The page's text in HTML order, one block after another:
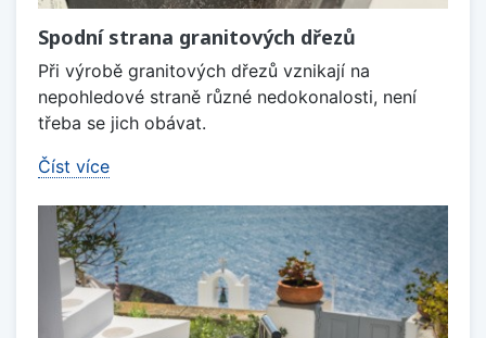
Spodní strana granitových dřezů
Při výrobě granitových dřezů vznikají na
nepohledové straně různé nedokonalosti, není
třeba se jich obávat.
Číst více